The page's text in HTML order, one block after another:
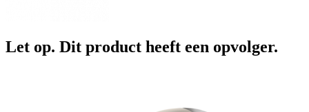
Let op. Dit product heeft een opvolger.